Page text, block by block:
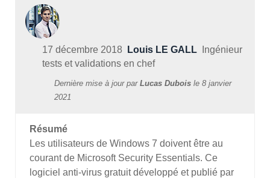
17 décembre 2018 Louis LE GALL Ingénieur
tests et validations en chef
Dernière mise à jour par Lucas Dubois le 8 janvier
2021
Résumé
Les utilisateurs de Windows 7 doivent être au
courant de Microsoft Security Essentials. Ce
logiciel anti-virus gratuit développé et publié par